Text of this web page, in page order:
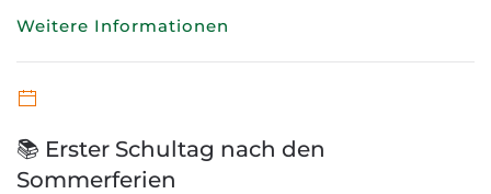
Weitere Informationen
📚 Erster Schultag nach den
Sommerferien